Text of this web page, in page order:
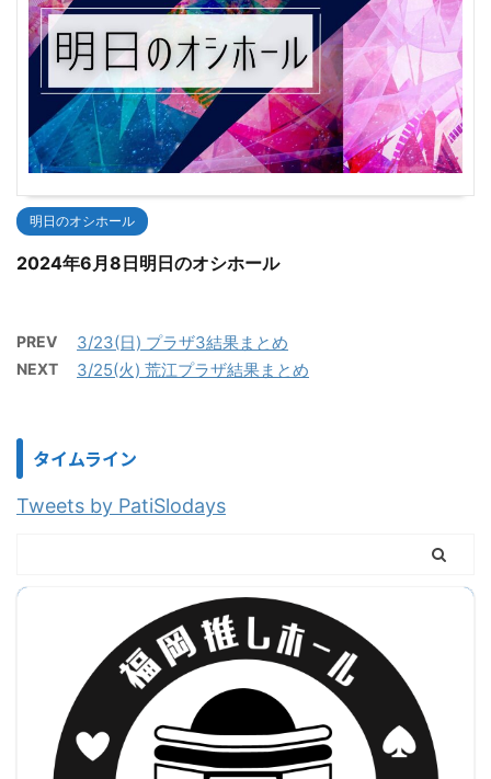
明日のオシホール
2024年6月8日明日のオシホール
PREV 3/23(日) プラザ3結果まとめ
NEXT 3/25(火) 荒江プラザ結果まとめ
タイムライン
Tweets by PatiSlodays